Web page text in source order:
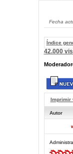
Fecha
Índice
42.000
Imprimir
Autor